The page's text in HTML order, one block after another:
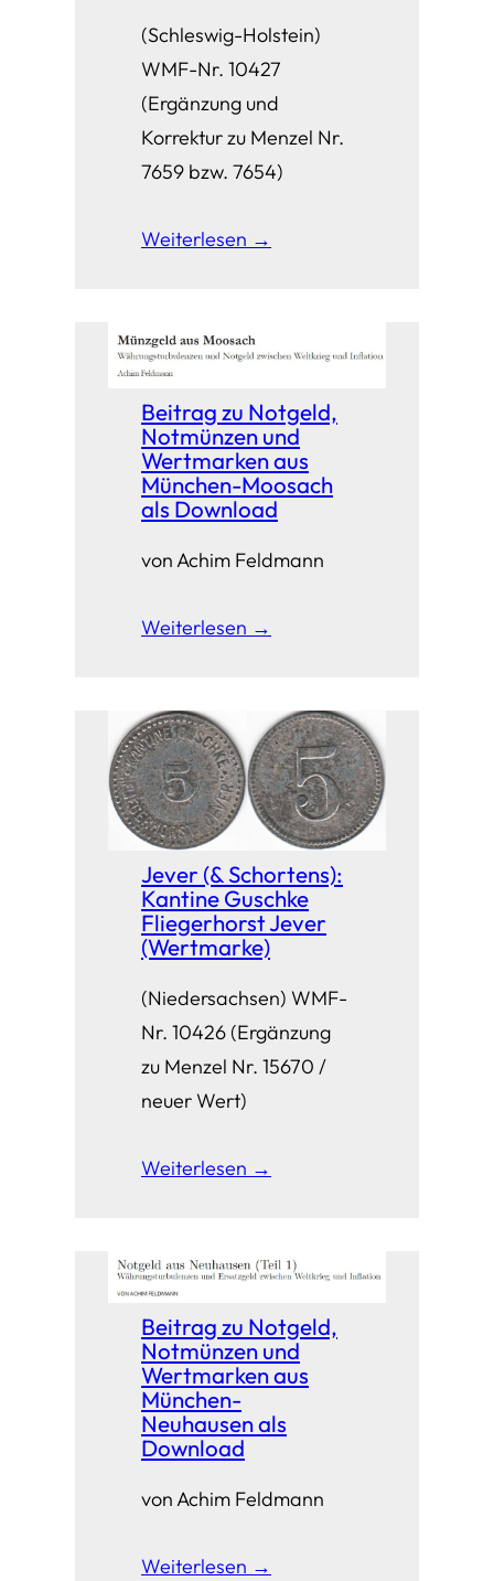
(Schleswig-Holstein)
WMF-Nr. 10427
(Ergänzung und
Korrektur zu Menzel Nr.
7659 bzw. 7654)
Weiterlesen →
Beitrag zu Notgeld,
Notmünzen und
Wertmarken aus
München-Moosach
als Download
von Achim Feldmann
Weiterlesen →
Jever (& Schortens):
Kantine Guschke
Fliegerhorst Jever
(Wertmarke)
(Niedersachsen) WMF-
Nr. 10426 (Ergänzung
zu Menzel Nr. 15670 /
neuer Wert)
Weiterlesen →
Beitrag zu Notgeld,
Notmünzen und
Wertmarken aus
München-
Neuhausen als
Download
von Achim Feldmann
Weiterlesen →